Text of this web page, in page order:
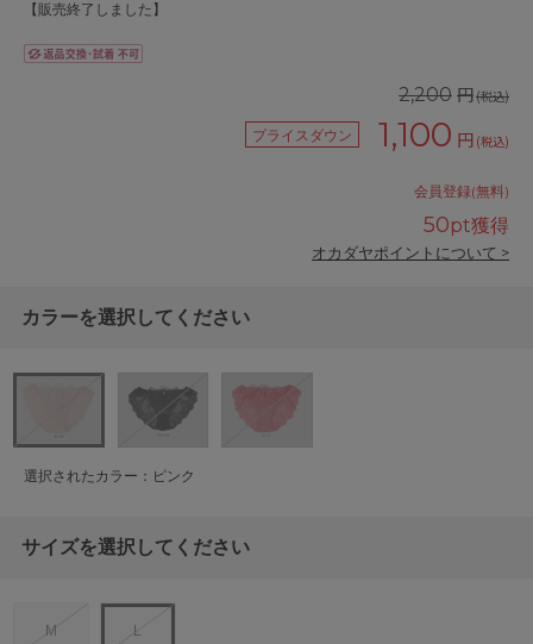
【販売終了しました】
2,200 円(税込)
プライスダウン 1,100 円 (税込)
会員登録(無料)
50pt獲得
オカダヤポイントについて >
カラーを選択してください
選択されたカラー：ピンク
サイズを選択してください
M L